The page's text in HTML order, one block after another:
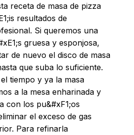
receta de masa de pizza
resultados de
Si queremos una
gruesa y esponjosa,
de nuevo el disco de masa
que suba lo suficiente.
tiempo y ya la masa
a la mesa enharinada y
con los pu&#xF1;os
el exceso de gas
Para refinarla